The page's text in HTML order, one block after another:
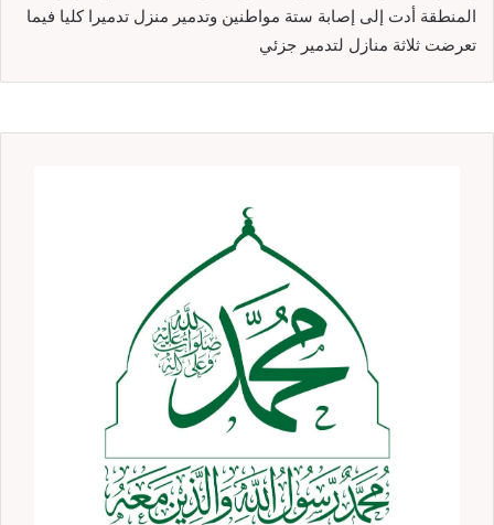
المنطقة أدت إلى إصابة ستة مواطنين وتدمير منزل تدميرا كليا فيما
تعرضت ثلاثة منازل لتدمير جزئي